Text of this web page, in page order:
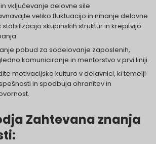
vključevanje delovne sile:
veliko fluktuacijo in nihanje delovne
stabilizacijo skupinskih struktur in krepitvijo
pobud za sodelovanje zaposlenih,
komuniciranje in mentorstvo v prvi liniji.
motivacijsko kulturo v delavnici, ki temelji
in spodbuja ohranitev in
Zahtevana znanja